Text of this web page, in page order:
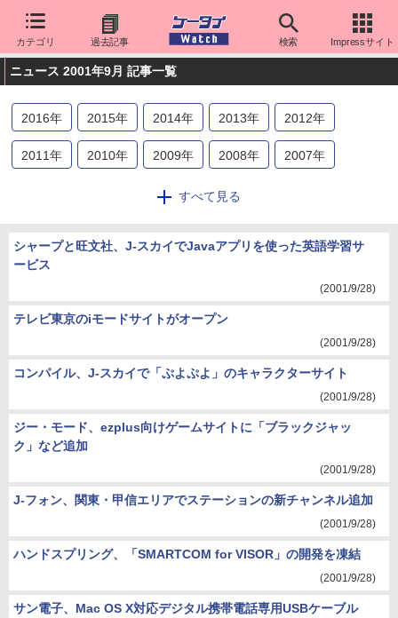
カテゴリ 過去記事 検索 Impressサイト
ニュース 2001年9月 記事一覧
2016年 2015年 2014年 2013年 2012年
2011年 2010年 2009年 2008年 2007年
2004年 2003
すべて見る
シャープと旺文社、J-スカイでJavaアプリを使った英語学習サ
ービス
(2001/9/28)
テレビ東京のiモードサイトがオープン
(2001/9/28)
コンパイル、J-スカイで「ぷよぷよ」のキャラクターサイト
(2001/9/28)
ジー・モード、ezplus向けゲームサイトに「ブラックジャッ
ク」など追加
(2001/9/28)
J-フォン、関東・甲信エリアでステーションの新チャンネル追加
(2001/9/28)
ハンドスプリング、「SMARTCOM for VISOR」の開発を凍結
(2001/9/28)
サン電子、Mac OS X対応デジタル携帯電話専用USBケーブル